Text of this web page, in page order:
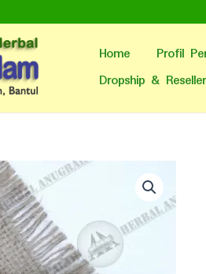
Home Profil
Dropship & Reseller